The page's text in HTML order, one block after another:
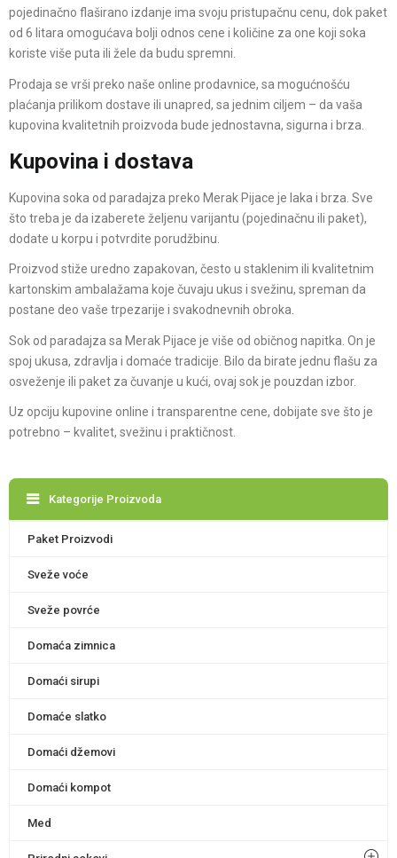
pojedinačno flaširano izdanje ima svoju pristupačnu cenu, dok paket
od 6 litara omogućava bolji odnos cene i količine za one koji soka
koriste više puta ili žele da budu spremni.
Prodaja se vrši preko naše online prodavnice, sa mogućnošću
plaćanja prilikom dostave ili unapred, sa jednim ciljem – da vaša
kupovina kvalitetnih proizvoda bude jednostavna, sigurna i brza.
Kupovina i dostava
Kupovina soka od paradajza preko Merak Pijace je laka i brza. Sve
što treba je da izaberete željenu varijantu (pojedinačnu ili paket),
dodate u korpu i potvrdite porudžbinu.
Proizvod stiže uredno zapakovan, često u staklenim ili kvalitetnim
kartonskim ambalažama koje čuvaju ukus i svežinu, spreman da
postane deo vaše trpezarije i svakodnevnih obroka.
Sok od paradajza sa Merak Pijace je više od običnog napitka. On je
spoj ukusa, zdravlja i domaće tradicije. Bilo da birate jednu flašu za
osveženje ili paket za čuvanje u kući, ovaj sok je pouzdan izbor.
Uz opciju kupovine online i transparentne cene, dobijate sve što je
potrebno – kvalitet, svežinu i praktičnost.
Kategorije Proizvoda
Paket Proizvodi
Sveže voće
Sveže povrće
Domaća zimnica
Domaći sirupi
Domaće slatko
Domaći džemovi
Domaći kompot
Med